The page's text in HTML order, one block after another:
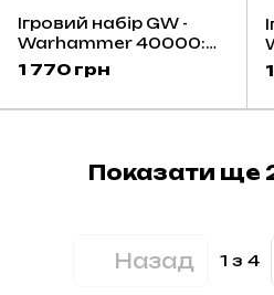
Ігровий набір GW -
Warhammer 40000:
Chaos Space Marines -
Fabius Bile
1 770 грн
Показати ще
Назад 1 з 4